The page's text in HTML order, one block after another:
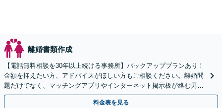
離婚書類作成
【電話無料相談を30年以上続ける事務所】バックアッププランあり！
金額を抑えたい方、アドバイスがほしい方もご相談ください。離婚問
題だけでなく、マッチングアプリやインターネット掲示板が絡む男女
トラブルにも対応できます【夜間休日の相談可能】
料金表を見る